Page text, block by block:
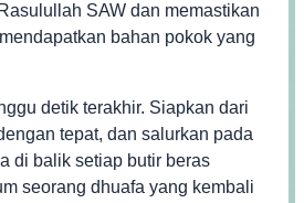
SAW dan memastikan
bahan pokok yang
detik terakhir. Siapkan dari
tepat, dan salurkan pada
di balik setiap butir beras
seorang dhuafa yang kembali